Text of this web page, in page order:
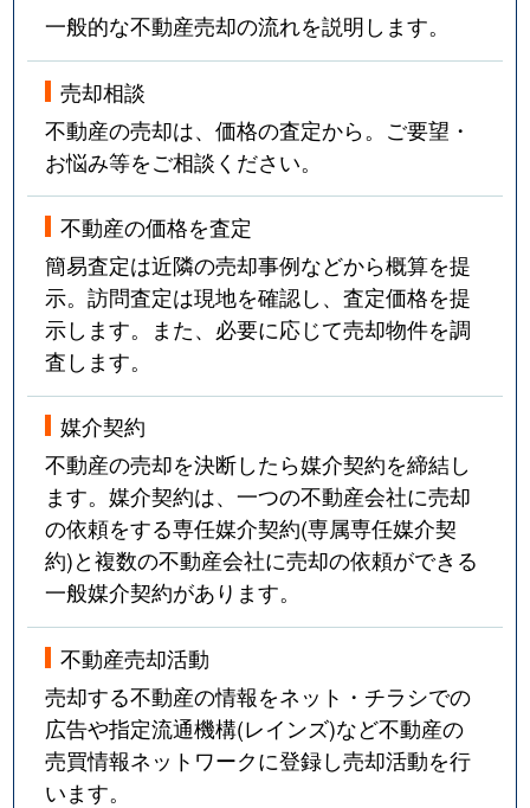
一般的な不動産売却の流れを説明します。
売却相談
不動産の売却は、価格の査定から。ご要望・
お悩み等をご相談ください。
不動産の価格を査定
簡易査定は近隣の売却事例などから概算を提
示。訪問査定は現地を確認し、査定価格を提
示します。また、必要に応じて売却物件を調
査します。
媒介契約
不動産の売却を決断したら媒介契約を締結し
ます。媒介契約は、一つの不動産会社に売却
の依頼をする専任媒介契約(専属専任媒介契
約)と複数の不動産会社に売却の依頼ができる
一般媒介契約があります。
不動産売却活動
売却する不動産の情報をネット・チラシでの
広告や指定流通機構(レインズ)など不動産の
売買情報ネットワークに登録し売却活動を行
います。